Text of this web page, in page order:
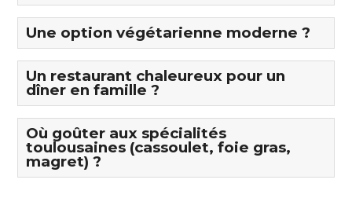
Une option végétarienne moderne ?
Un restaurant chaleureux pour un
dîner en famille ?
Où goûter aux spécialités
toulousaines (cassoulet, foie gras,
magret) ?